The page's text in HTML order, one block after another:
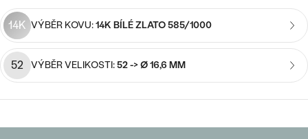
LUXUSNÍ
MOISSANIT
BAREVNÝ DIAMANT
SALT AND PEPPER DIAMANT
STŘÍBRO
PLATINA
S PERLAMI
DLE CENY
LUXUSNÍ
S DIAMANTY
S DRAHOKAMY
S PERLAMI
S DIAMANTY
S DRAHOKAMY
S PERLAMI
14K VÝBĚR KOVU:14K BÍLÉ ZLATO 585/1000
52 VÝBĚR VELIKOSTI:52 -> Ø 16,6 MM